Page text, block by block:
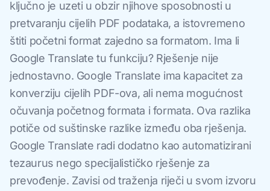
ključno je uzeti u obzir njihove sposobnosti u
pretvaranju cijelih PDF podataka, a istovremeno
štiti početni format zajedno sa formatom. Ima li
Google Translate tu funkciju? Rješenje nije
jednostavno. Google Translate ima kapacitet za
konverziju cijelih PDF-ova, ali nema mogućnost
očuvanja početnog formata i formata. Ova razlika
potiče od suštinske razlike između oba rješenja.
Google Translate radi dodatno kao automatizirani
tezaurus nego specijalističko rješenje za
prevođenje. Zavisi od traženja riječi u svom izvoru